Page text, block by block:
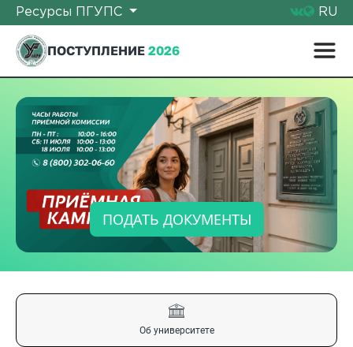
Ресурсы ПГУПС RU
ПОСТУПЛЕНИЕ 2026
ПОДАТЬ ДОКУМЕНТЫ
Об университете